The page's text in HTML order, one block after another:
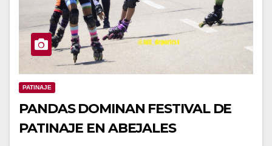
PATINAJE
PANDAS DOMINAN FESTIVAL DE
PATINAJE EN ABEJALES